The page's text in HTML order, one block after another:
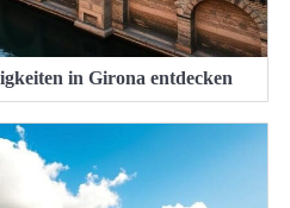
in Girona entdecken